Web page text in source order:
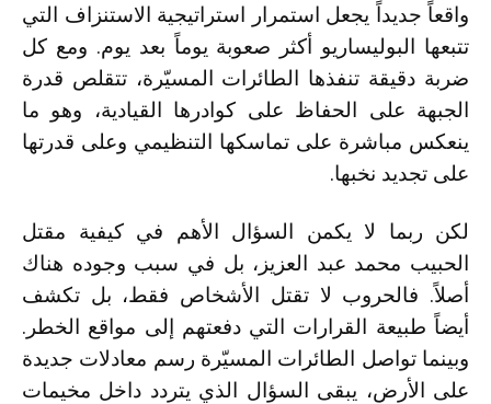
واقعاً جديداً يجعل استمرار استراتيجية الاستنزاف التي
تتبعها البوليساريو أكثر صعوبة يوماً بعد يوم. ومع كل
ضربة دقيقة تنفذها الطائرات المسيّرة، تتقلص قدرة
الجبهة على الحفاظ على كوادرها القيادية، وهو ما
ينعكس مباشرة على تماسكها التنظيمي وعلى قدرتها
على تجديد نخبها.
لكن ربما لا يكمن السؤال الأهم في كيفية مقتل
الحبيب محمد عبد العزيز، بل في سبب وجوده هناك
أصلاً. فالحروب لا تقتل الأشخاص فقط، بل تكشف
أيضاً طبيعة القرارات التي دفعتهم إلى مواقع الخطر.
وبينما تواصل الطائرات المسيّرة رسم معادلات جديدة
على الأرض، يبقى السؤال الذي يتردد داخل مخيمات